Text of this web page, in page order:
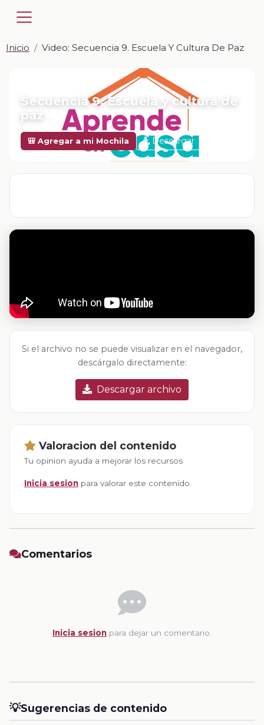
Inicio Video: Secuencia 9. Escuela Y Cultura De Paz
Secuencia 9. Escuela y cultura de
paz
🎒 Agregar a mi Mochila Descargar
Si el archivo no se puede visualizar en el navegador,
descárgalo directamente:
Descargar archivo
Valoracion del contenido
Tu opinion ayuda a mejorar los recursos
Inicia sesion para valorar este contenido.
Comentarios
Inicia sesion para dejar un comentario.
💡Sugerencias de contenido